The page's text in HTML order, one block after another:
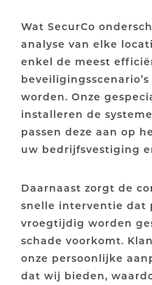
Wat SecurCo
analyse van elke
enkel de meest
worden. Onze
installeren de
passen deze aan op
uw bedrijfsvestiging
Daarnaast zorgt de
snelle interventie dat
vroegtijdig worden
schade voorkomt.
onze persoonlijke
dat wij bieden,